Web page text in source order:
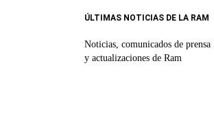
ÚLTIMAS NOTICIAS DE LA RAM
Noticias, comunicados de prensa
y actualizaciones de Ram